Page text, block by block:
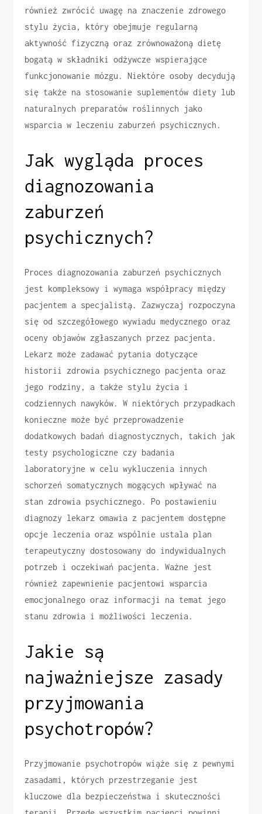
również zwrócić uwagę na znaczenie zdrowego
stylu życia, który obejmuje regularną
aktywność fizyczną oraz zrównoważoną dietę
bogatą w składniki odżywcze wspierające
funkcjonowanie mózgu. Niektóre osoby decydują
się także na stosowanie suplementów diety lub
naturalnych preparatów roślinnych jako
wsparcia w leczeniu zaburzeń psychicznych.
Jak wygląda proces
diagnozowania
zaburzeń
psychicznych?
Proces diagnozowania zaburzeń psychicznych
jest kompleksowy i wymaga współpracy między
pacjentem a specjalistą. Zazwyczaj rozpoczyna
się od szczegółowego wywiadu medycznego oraz
oceny objawów zgłaszanych przez pacjenta.
Lekarz może zadawać pytania dotyczące
historii zdrowia psychicznego pacjenta oraz
jego rodziny, a także stylu życia i
codziennych nawyków. W niektórych przypadkach
konieczne może być przeprowadzenie
dodatkowych badań diagnostycznych, takich jak
testy psychologiczne czy badania
laboratoryjne w celu wykluczenia innych
schorzeń somatycznych mogących wpływać na
stan zdrowia psychicznego. Po postawieniu
diagnozy lekarz omawia z pacjentem dostępne
opcje leczenia oraz wspólnie ustala plan
terapeutyczny dostosowany do indywidualnych
potrzeb i oczekiwań pacjenta. Ważne jest
również zapewnienie pacjentowi wsparcia
emocjonalnego oraz informacji na temat jego
stanu zdrowia i możliwości leczenia.
Jakie są
najważniejsze zasady
przyjmowania
psychotropów?
Przyjmowanie psychotropów wiąże się z pewnymi
zasadami, których przestrzeganie jest
kluczowe dla bezpieczeństwa i skuteczności